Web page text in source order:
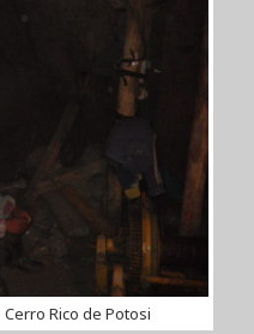
Cerro Rico de Potosi